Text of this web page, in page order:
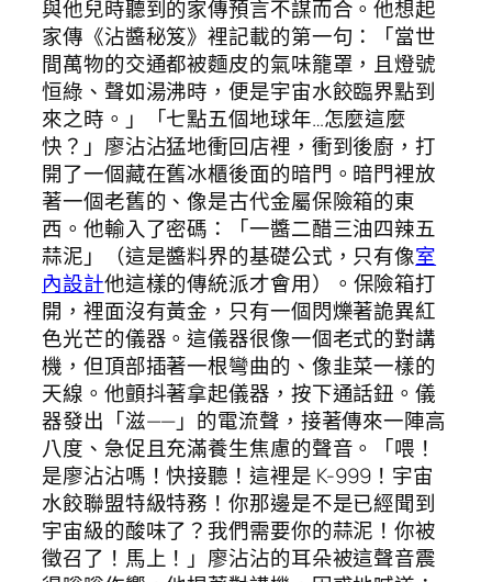
與他兒時聽到的家傳預言不謀而合。他想起
家傳《沾醬秘笈》裡記載的第一句：「當世
間萬物的交通都被麵皮的氣味籠罩，且燈號
恒綠、聲如湯沸時，便是宇宙水餃臨界點到
來之時。」「七點五個地球年…怎麼這麼
快？」廖沾沾猛地衝回店裡，衝到後廚，打
開了一個藏在舊冰櫃後面的暗門。暗門裡放
著一個老舊的、像是古代金屬保險箱的東
西。他輸入了密碼：「一醬二醋三油四辣五
蒜泥」（這是醬料界的基礎公式，只有像室
內設計他這樣的傳統派才會用）。保險箱打
開，裡面沒有黃金，只有一個閃爍著詭異紅
色光芒的儀器。這儀器很像一個老式的對講
機，但頂部插著一根彎曲的、像韭菜一樣的
天線。他顫抖著拿起儀器，按下通話鈕。儀
器發出「滋——」的電流聲，接著傳來一陣高
八度、急促且充滿養生焦慮的聲音。「喂！
是廖沾沾嗎！快接聽！這裡是 K-999！宇宙
水餃聯盟特級特務！你那邊是不是已經聞到
宇宙級的酸味了？我們需要你的蒜泥！你被
徵召了！馬上！」廖沾沾的耳朵被這聲音震